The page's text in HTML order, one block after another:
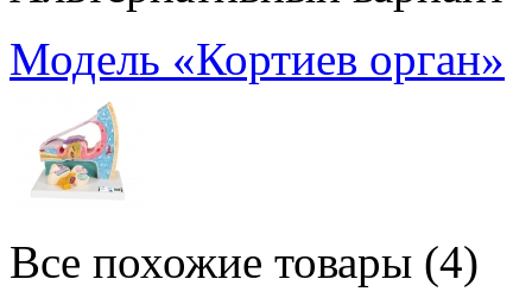
Модель «Кортиев орган»
Все похожие товары (4)